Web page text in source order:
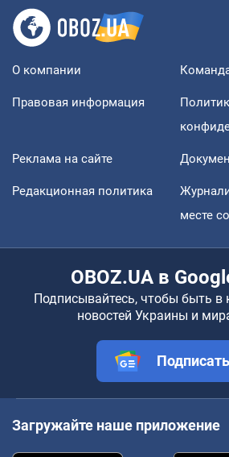
О компании
Правовая информация
Реклама на сайте
Редакционная политика
месте
OBOZ.UA в
Подписывайтесь, чтобы быть в
новостей Украины и
Загружайте наше приложение